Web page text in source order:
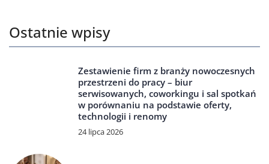
Ostatnie wpisy
Zestawienie firm z branży nowoczesnych
przestrzeni do pracy – biur
serwisowanych, coworkingu i sal spotkań
w porównaniu na podstawie oferty,
technologii i renomy
24 lipca 2026